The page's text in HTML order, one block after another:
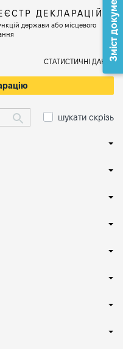
ДЕКЛАРАЦІЙ
держави або місцевого
СТАТИСТИЧНІ ДАНІ
шукати скрізь
Зміст документа